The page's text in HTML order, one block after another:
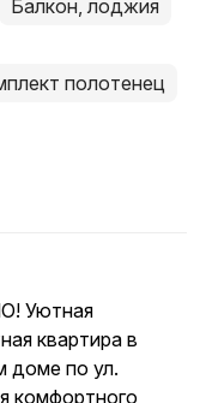
Балкон, лоджия
полотенец
Уютная
квартира в
доме по ул.
комфортного